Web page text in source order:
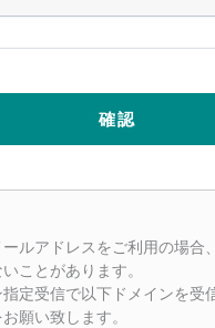
ルアドレスをご利用の場合
ことがあります。
指定受信で以下ドメインを受
願い致します。